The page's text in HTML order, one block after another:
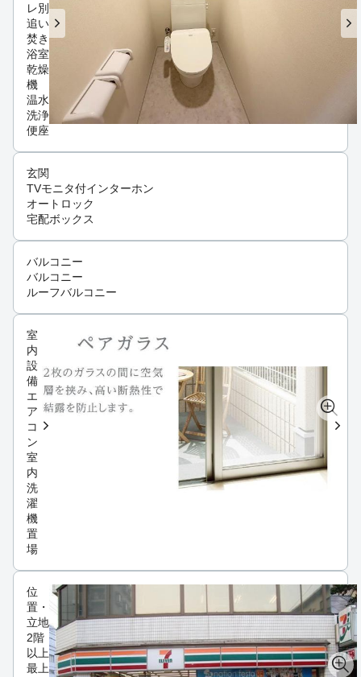
レ別
追い
焚き
浴室
乾燥
機
温水
洗浄
便座
玄関
TVモニタ付インターホン
オートロック
宅配ボックス
バルコニー
バルコニー
ルーフバルコニー
室
内
設
備
エ
ア
コ
ン
室
内
洗
濯
機
置
場
位
置・
立地
2階
以上
最上